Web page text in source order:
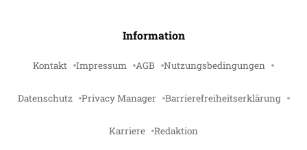
Information
Kontakt Impressum AGB Nutzungsbedingungen
Datenschutz Privacy Manager Barrierefreiheitserklärung
Karriere Redaktion